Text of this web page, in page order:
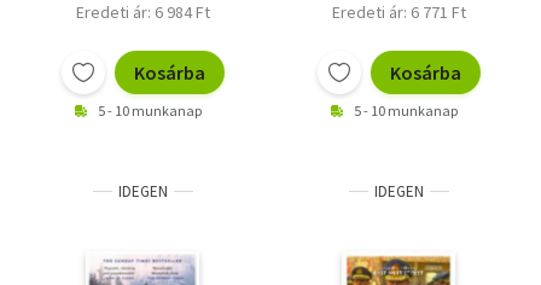
Eredeti ár: 6 984 Ft
Kosárba
5 - 10 munkanap
Eredeti ár: 6 771 Ft
Kosárba
5 - 10 munkanap
IDEGEN IDEGEN